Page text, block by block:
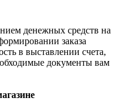
денежных средств на
заказа
в выставлении счета,
документы вам